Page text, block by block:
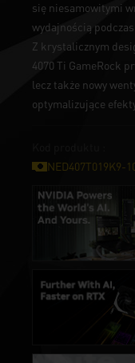
się niesamowitymi
wydajnością podczas
Z krystalicznym
4070 Ti GameRock
lecz także nowy
optymalizujące
NED407T019K9-